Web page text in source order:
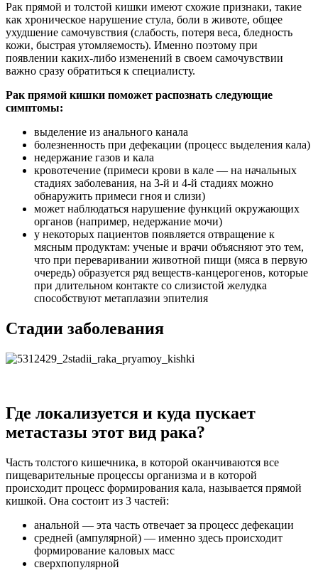
Рак прямой и толстой кишки имеют схожие признаки, такие
как хроническое нарушение стула, боли в животе, общее
ухудшение самочувствия (слабость, потеря веса, бледность
кожи, быстрая утомляемость). Именно поэтому при
появлении каких-либо изменений в своем самочувствии
важно сразу обратиться к специалисту.
Рак прямой кишки поможет распознать следующие
симптомы:
выделение из анального канала
болезненность при дефекации (процесс выделения кала)
недержание газов и кала
кровотечение (примеси крови в кале — на начальных
стадиях заболевания, на 3-й и 4-й стадиях можно
обнаружить примеси гноя и слизи)
может наблюдаться нарушение функций окружающих
органов (например, недержание мочи)
у некоторых пациентов появляется отвращение к
мясным продуктам: ученые и врачи объясняют это тем,
что при переваривании животной пищи (мяса в первую
очередь) образуется ряд веществ-канцерогенов, которые
при длительном контакте со слизистой желудка
способствуют метаплазии эпителия
Стадии заболевания
Где локализуется и куда пускает
метастазы этот вид рака?
Часть толстого кишечника, в которой оканчиваются все
пищеварительные процессы организма и в которой
происходит процесс формирования кала, называется прямой
кишкой. Она состоит из 3 частей:
анальной — эта часть отвечает за процесс дефекации
средней (ампулярной) — именно здесь происходит
формирование каловых масс
сверхпопулярной